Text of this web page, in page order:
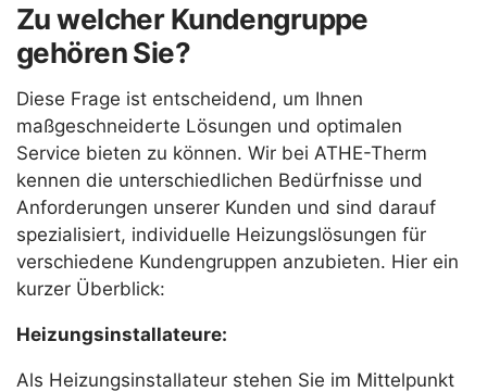
Zu welcher Kundengruppe
gehören Sie?
Diese Frage ist entscheidend, um Ihnen
maßgeschneiderte Lösungen und optimalen
Service bieten zu können. Wir bei ATHE-Therm
kennen die unterschiedlichen Bedürfnisse und
Anforderungen unserer Kunden und sind darauf
spezialisiert, individuelle Heizungslösungen für
verschiedene Kundengruppen anzubieten. Hier ein
kurzer Überblick:
Heizungsinstallateure:
Als Heizungsinstallateur stehen Sie im Mittelpunkt